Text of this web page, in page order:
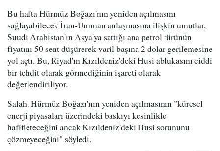
Bu hafta Hürmüz Boğazı'nın yeniden açılmasını
sağlayabilecek İran-Umman anlaşmasına ilişkin umutlar,
Suudi Arabistan'ın Asya'ya sattığı ana petrol türünün
fiyatını 50 sent düşürerek varil başına 2 dolar gerilemesine
yol açtı. Bu, Riyad'ın Kızıldeniz'deki Husi ablukasını ciddi
bir tehdit olarak görmediğinin işareti olarak
değerlendiriliyor.
Salah, Hürmüz Boğazı'nın yeniden açılmasının "küresel
enerji piyasaları üzerindeki baskıyı kesinlikle
hafifleteceğini ancak Kızıldeniz'deki Husi sorununu
çözmeyeceğini" söyledi.